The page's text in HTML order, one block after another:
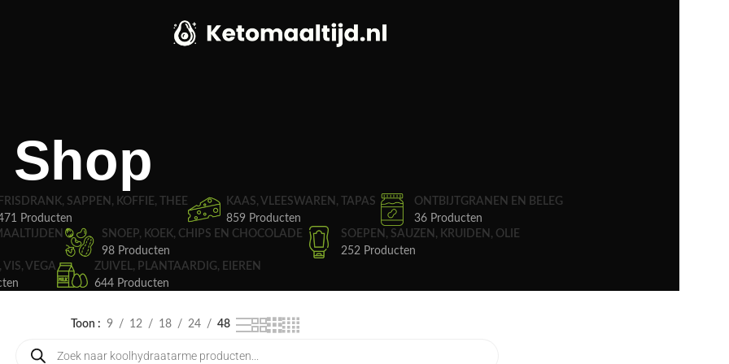
Shop
FRISDRANK, SAPPEN, KOFFIE, THEE
Producten
KAAS, VLEESWAREN, TAPAS
859 Producten
ONTBIJTGRANEN EN BELEG
36 Producten
SNOEP, KOEK, CHIPS EN CHOCOLADE
98 Producten
SOEPEN, SAUZEN, KRUIDEN, OLIE
252 Producten
VIS, VEGA
ZUIVEL, PLANTAARDIG, EIEREN
644 Producten
Toon 9 12 18 24 48